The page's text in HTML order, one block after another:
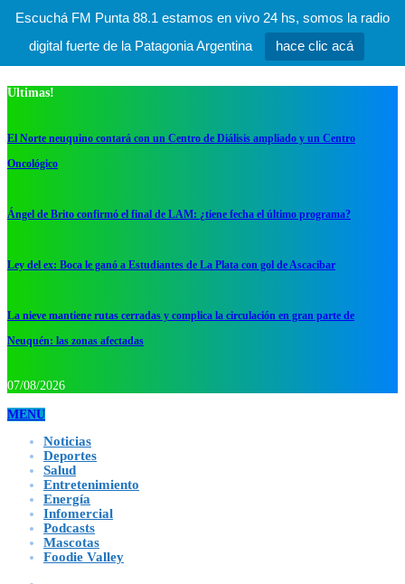
Escuchá FM Punta 88.1 estamos en vivo 24 hs, somos la radio
digital fuerte de la Patagonia Argentina
hace clic acá
Ultimas!
El Norte neuquino contará con un Centro de Diálisis ampliado y un Centro
Oncológico
Ángel de Brito confirmó el final de LAM: ¿tiene fecha el último programa?
Ley del ex: Boca le ganó a Estudiantes de La Plata con gol de Ascacibar
La nieve mantiene rutas cerradas y complica la circulación en gran parte de
Neuquén: las zonas afectadas
07/08/2026
MENU
Noticias
Deportes
Salud
Entretenimiento
Energía
Infomercial
Podcasts
Mascotas
Foodie Valley